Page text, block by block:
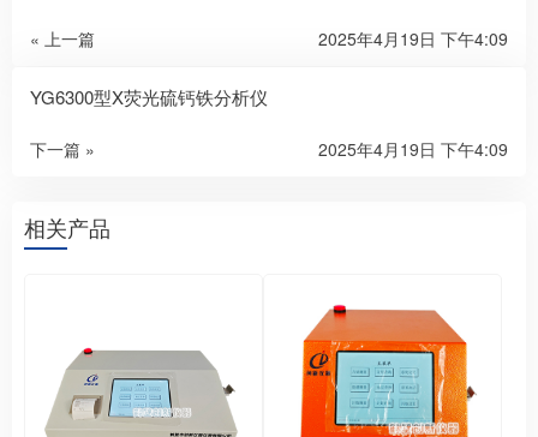
« 上一篇 2025年4月19日 下午4:09
YG6300型X荧光硫钙铁分析仪
下一篇 » 2025年4月19日 下午4:09
相关产品